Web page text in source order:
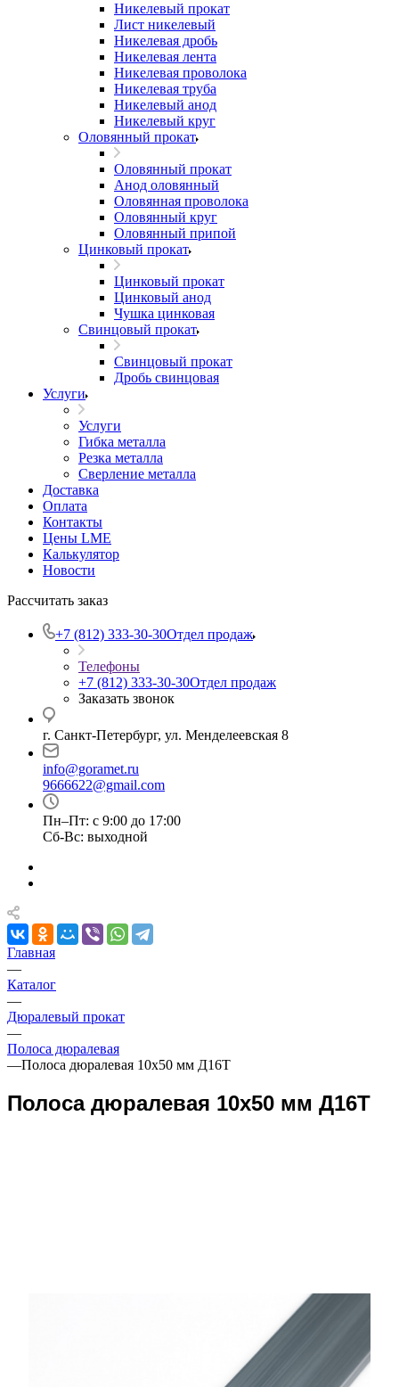
Никелевый прокат
Лист никелевый
Никелевая дробь
Никелевая лента
Никелевая проволока
Никелевая труба
Никелевый анод
Никелевый круг
Оловянный прокат
Оловянный прокат
Анод оловянный
Оловянная проволока
Оловянный круг
Оловянный припой
Цинковый прокат
Цинковый прокат
Цинковый анод
Чушка цинковая
Свинцовый прокат
Свинцовый прокат
Дробь свинцовая
Услуги
Услуги
Гибка металла
Резка металла
Сверление металла
Доставка
Оплата
Контакты
Цены LME
Калькулятор
Новости
Рассчитать заказ
+7 (812) 333-30-30Отдел продаж
Телефоны
+7 (812) 333-30-30Отдел продаж
Заказать звонок
г. Санкт-Петербург, ул. Менделеевская 8
info@goramet.ru
9666622@gmail.com
Пн–Пт: с 9:00 до 17:00
Сб-Вс: выходной
Главная
—
Каталог
—
Дюралевый прокат
—
Полоса дюралевая
—Полоса дюралевая 10х50 мм Д16Т
Полоса дюралевая 10х50 мм Д16Т